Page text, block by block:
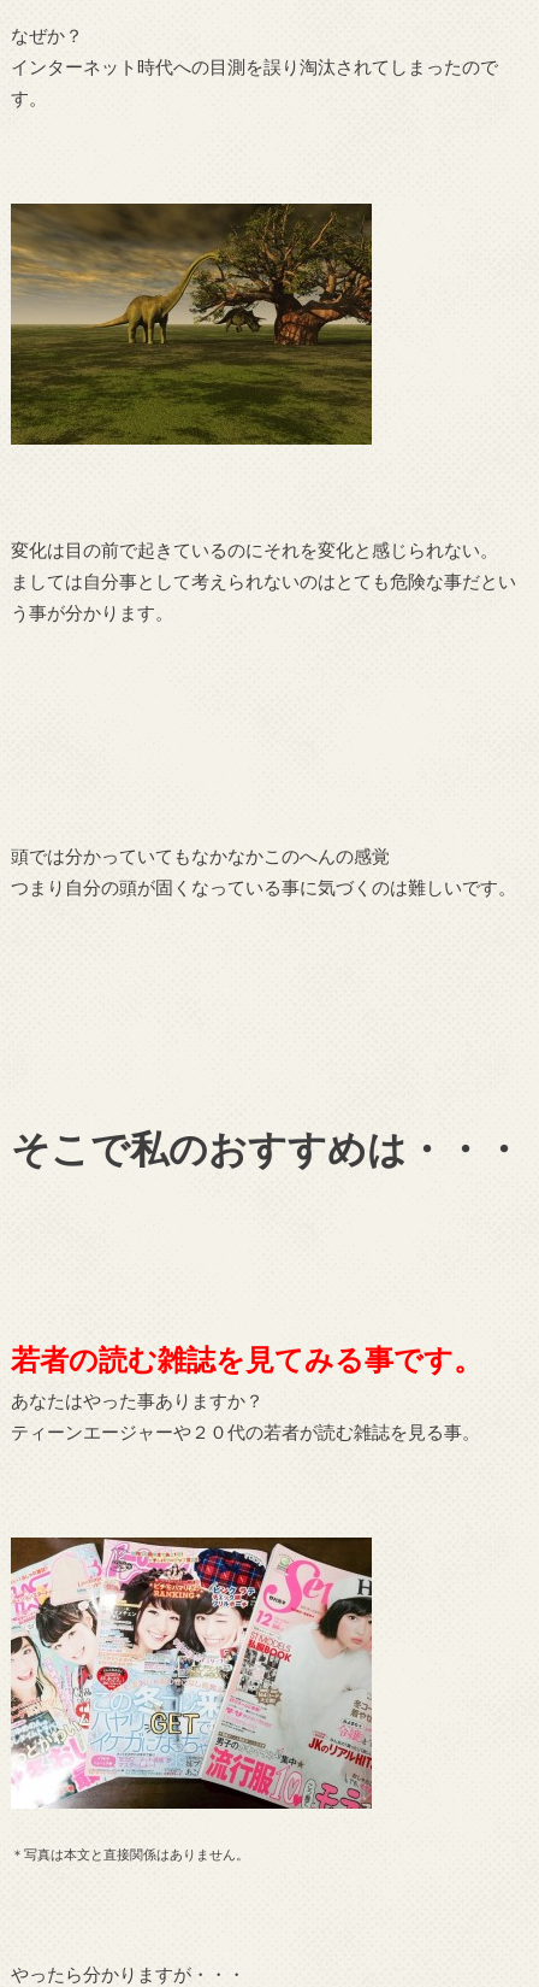
なぜか？
インターネット時代への目測を誤り淘汰されてしまったので
す。
変化は目の前で起きているのにそれを変化と感じられない。
ましては自分事として考えられないのはとても危険な事だとい
う事が分かります。
頭では分かっていてもなかなかこのへんの感覚
つまり自分の頭が固くなっている事に気づくのは難しいです。
そこで私のおすすめは・・・
若者の読む雑誌を見てみる事です。
あなたはやった事ありますか？
ティーンエージャーや２０代の若者が読む雑誌を見る事。
＊写真は本文と直接関係はありません。
やったら分かりますが・・・